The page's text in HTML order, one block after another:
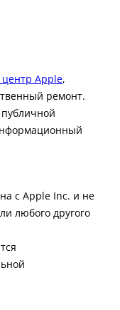
Apple,
ремонт.
c Apple Inc. и не
любого другого